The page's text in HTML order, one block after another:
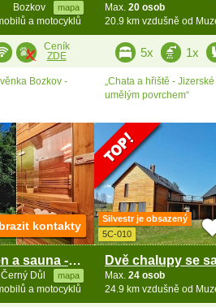
Bozkov mapa
a motocyklů
Ceník
ZDE
Bozkov -
Max. 20 osob
20.9 km vzdušně od
5x 1x
„Chata a hřiště -
umělým povrchem“
Chalupa Krkonoše - bazén a sauna - Černá hora
Černý Důl mapa
a motocyklů
kontakty
Silvestr je obsazený
5C-010
Max. 24 osob
24.9 km vzdušně od